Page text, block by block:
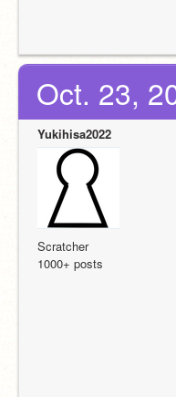
Oct. 23,
Yukihisa2022
Scratcher
1000+ posts